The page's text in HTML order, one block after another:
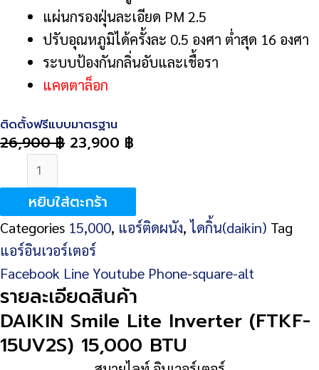
แผ่นกรองฝุ่นละเอียด PM 2.5
ปรับอุณหภูมิได้ครั้งละ 0.5 องศา ต่ำสุด 16 องศา
ระบบป้องกันกลิ่นอับและเชื้อรา
แคตตาล็อก
ติดตั้งฟรีแบบมาตรฐาน
26,900฿ 23,900 ฿
จำนวน
DAIKIN
Smile
Lite
Inverter
(FTKF-
15UV2S)
15,000
BTU
หยิบใส่ตะกร้า
Categories 15,000, แอร์ติดผนัง,ไดกิ้น(daikin) Tag
แอร์อินเวอร์เตอร์
Facebook LineYoutube Phone-square-alt
รายละเอียดสินค้า
DAIKIN Smile Lite Inverter (FTKF-
15UV2S) 15,000 BTU